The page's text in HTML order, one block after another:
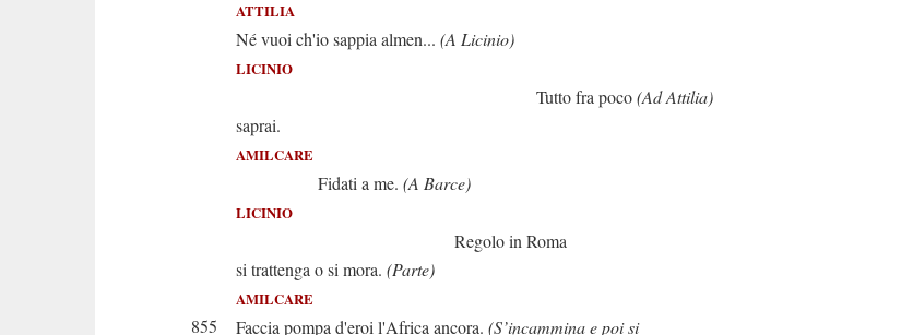
ATTILIA
Né vuoi ch'io sappia almen... (A Licinio)
LICINIO
Tutto fra poco(Ad Attilia)
saprai.
AMILCARE
Fidati a me. (A Barce)
LICINIO
Regolo in Roma
si trattenga o si mora. (Parte)
AMILCARE
855 Faccia pompa d'eroi l'Africa ancora. (S’incammina e poi si